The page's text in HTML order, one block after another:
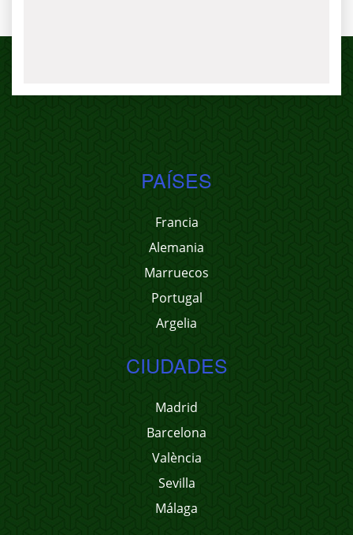
PAÍSES
Francia
Alemania
Marruecos
Portugal
Argelia
CIUDADES
Madrid
Barcelona
València
Sevilla
Málaga